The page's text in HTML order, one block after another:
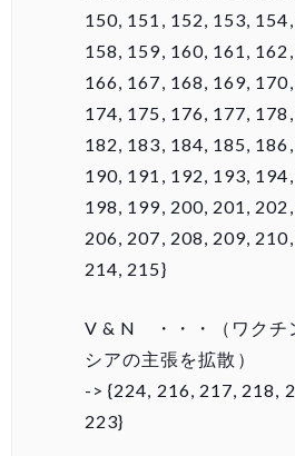
150, 151, 152, 153,
158, 159, 160, 161,
166, 167, 168, 169,
174, 175, 176, 177,
182, 183, 184, 185,
190, 191, 192, 193,
198, 199, 200, 201,
206, 207, 208, 209,
214, 215}
V & N ・・・（ワクチ
シアの主張を拡散）
-> {224, 216, 217, 218,
223}